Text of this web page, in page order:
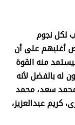
لكل نجوم
أغلبهم على أن
منه القوة
له بالفضل لأنه
محمد سعد، محمد
كريم عبدالعزيز،